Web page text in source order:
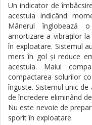
Un indicator de
acestuia indicând
Mânerul înglobează
amortizare a vibraţilor
în exploatare. Sistemul
mers în gol și reduce
acestuia. Maiul
compactarea solurilor
înguste. Sistemul unic
de încredere eliminând
Nu este nevoie de
sporit în exploatare.